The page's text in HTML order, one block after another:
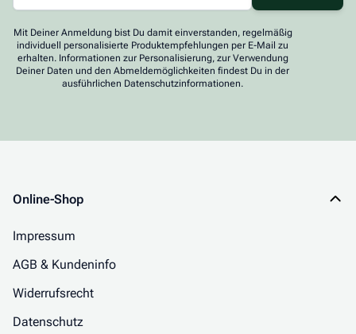
Mit Deiner Anmeldung bist Du damit einverstanden, regelmäßig
individuell personalisierte Produktempfehlungen per E-Mail zu
erhalten. Informationen zur Personalisierung, zur Verwendung
Deiner Daten und den Abmeldemöglichkeiten findest Du in der
ausführlichen Datenschutzinformationen.
Online-Shop
Impressum
AGB & Kundeninfo
Widerrufsrecht
Datenschutz